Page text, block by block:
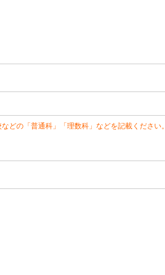
どの「普通科」「理数科」などを記載ください。